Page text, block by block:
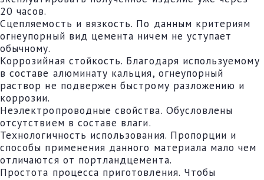
20 часов.
Сцепляемость и вязкость. По данным критериям
огнеупорный вид цемента ничем не уступает
обычному.
Коррозийная стойкость. Благодаря используемому
в составе алюминату кальция, огнеупорный
раствор не подвержен быстрому разложению и
коррозии.
Неэлектропроводные свойства. Обусловлены
отсутствием в составе влаги.
Технологичность использования. Пропорции и
способы применения данного материала мало чем
отличаются от портландцемента.
Простота процесса приготовления. Чтобы